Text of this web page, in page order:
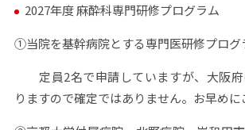
2027年度 麻酔科専門研修プログラム
①当院を基幹病院とする専門医研修プログ
定員2名で申請していますが、大阪
りますので確定ではありません。お早めに